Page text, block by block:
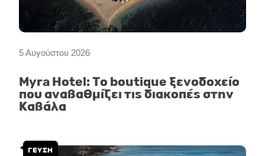
5 Αυγούστου 2026
Myra Hotel: Το boutique ξενοδοχείο
που αναβαθμίζει τις διακοπές στην
Καβάλα
ΓΕΥΣΗ